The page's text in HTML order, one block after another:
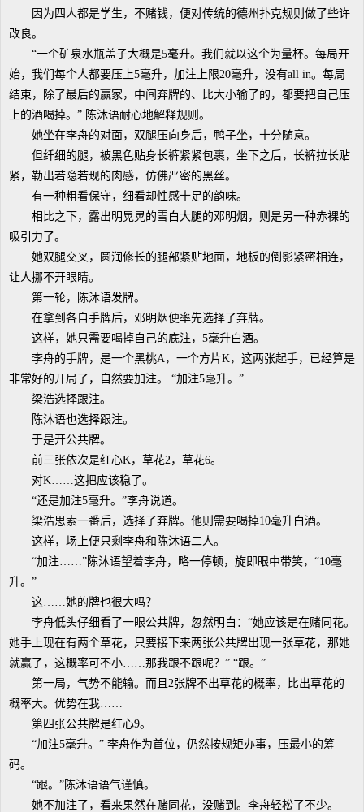
因为四人都是学生，不赌钱，便对传统的德州扑克规则做了些许
改良。
“一个矿泉水瓶盖子大概是5毫升。我们就以这个为量杯。每局开
始，我们每个人都要压上5毫升，加注上限20毫升，没有all in。每局
结束，除了最后的赢家，中间弃牌的、比大小输了的，都要把自己压
上的酒喝掉。” 陈沐语耐心地解释规则。
她坐在李舟的对面，双腿压向身后，鸭子坐，十分随意。
但纤细的腿，被黑色贴身长裤紧紧包裹，坐下之后，长裤拉长贴
紧，勒出若隐若现的肉感，仿佛严密的黑丝。
有一种粗看保守，细看却性感十足的韵味。
相比之下，露出明晃晃的雪白大腿的邓明烟，则是另一种赤裸的
吸引力了。
她双腿交叉，圆润修长的腿部紧贴地面，地板的倒影紧密相连，
让人挪不开眼睛。
第一轮，陈沐语发牌。
在拿到各自手牌后，邓明烟便率先选择了弃牌。
这样，她只需要喝掉自己的底注，5毫升白酒。
李舟的手牌，是一个黑桃A，一个方片K，这两张起手，已经算是
非常好的开局了，自然要加注。 “加注5毫升。”
梁浩选择跟注。
陈沐语也选择跟注。
于是开公共牌。
前三张依次是红心K，草花2，草花6。
对K……这把应该稳了。
“还是加注5毫升。”李舟说道。
梁浩思索一番后，选择了弃牌。他则需要喝掉10毫升白酒。
这样，场上便只剩李舟和陈沐语二人。
“加注……”陈沐语望着李舟，略一停顿，旋即眼中带笑，“10毫
升。”
这……她的牌也很大吗？
李舟低头仔细看了一眼公共牌，忽然明白：“她应该是在赌同花。
她手上现在有两个草花，只要接下来两张公共牌出现一张草花，那她
就赢了，这概率可不小……那我跟不跟呢？” “跟。”
第一局，气势不能输。而且2张牌不出草花的概率，比出草花的
概率大。优势在我……
第四张公共牌是红心9。
“加注5毫升。” 李舟作为首位，仍然按规矩办事，压最小的筹
码。
“跟。”陈沐语语气谨慎。
她不加注了，看来果然在赌同花，没赌到。李舟轻松了不少。